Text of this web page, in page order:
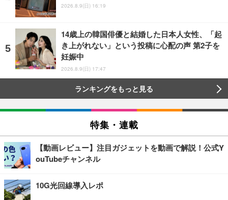
2026.8.9(日) 16:19
14歳上の韓国俳優と結婚した日本人女性、「起
き上がれない」という投稿に心配の声 第2子を
妊娠中
2026.8.9(日) 17:47
ランキングをもっと見る
特集・連載
【動画レビュー】注目ガジェットを動画で解説！公式Y
ouTubeチャンネル
10G光回線導入レポ